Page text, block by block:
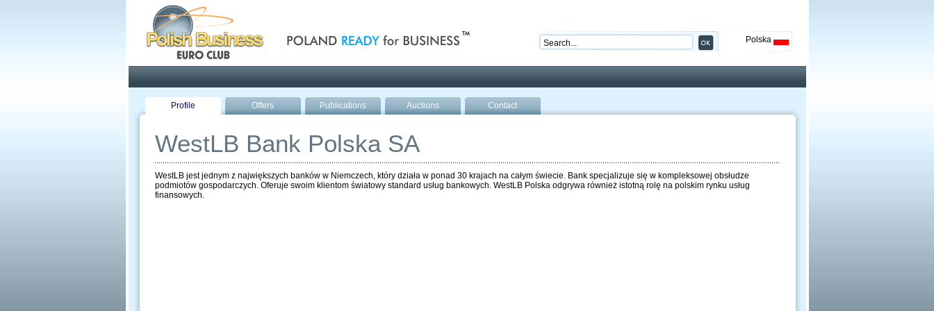
Polska
Profile Offers Publications Auctions Contact
WestLB Bank Polska SA
WestLB jest jednym z największych banków w Niemczech, który działa w ponad 30 krajach na całym świecie. Bank specjalizuje się w kompleksowej obsłudze
podmiotów gospodarczych. Oferuje swoim klientom światowy standard usług bankowych. WestLB Polska odgrywa również istotną rolę na polskim rynku usług
finansowych.